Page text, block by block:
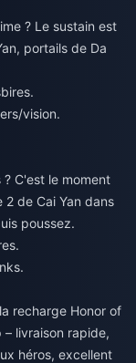
? Le sustain est
portails de Da
vision.
C'est le moment
de Cai Yan dans
poussez.
recharge Honor of
– livraison rapide,
héros, excellent